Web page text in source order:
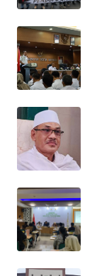
NEWS
METRO
SIANTAR
NEWS
METRO
MEDAN
NEWS
JAKARTA
NEWS
KRT